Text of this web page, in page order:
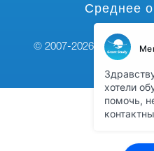
Среднее
© 2007-2026 Все права